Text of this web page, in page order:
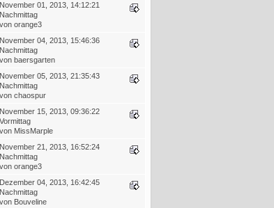
November 01, 2013, 14:12:21
Nachmittag
von orange3
November 04, 2013, 15:46:36
Nachmittag
von baersgarten
November 05, 2013, 21:35:43
Nachmittag
von chaospur
November 15, 2013, 09:36:22
Vormittag
von MissMarple
November 21, 2013, 16:52:24
Nachmittag
von orange3
Dezember 04, 2013, 16:42:45
Nachmittag
von Bouveline